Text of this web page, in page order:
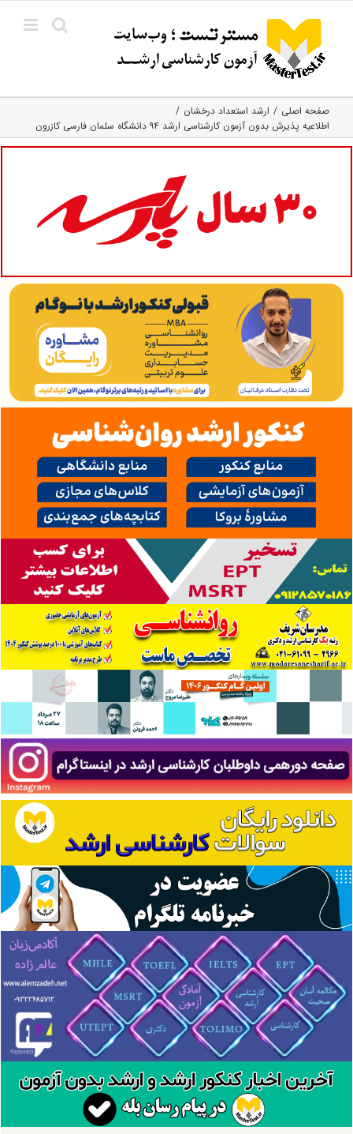
content
صفحه اصلی
ارشد استعداد درخشان
اطلاعیه پذیرش بدون آزمون کارشناسی ارشد ۹۴ دانشگاه سلمان فارسی کازرون